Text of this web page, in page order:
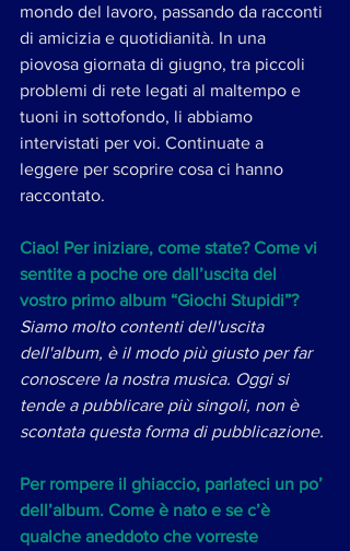
mondo del lavoro, passando da racconti
di amicizia e quotidianità. In una
piovosa giornata di giugno, tra piccoli
problemi di rete legati al maltempo e
tuoni in sottofondo, li abbiamo
intervistati per voi. Continuate a
leggere per scoprire cosa ci hanno
raccontato.
Ciao! Per iniziare, come state? Come vi
sentite a poche ore dall’uscita del
vostro primo album “Giochi Stupidi”?
Siamo molto contenti dell'uscita
dell'album, è il modo più giusto per far
conoscere la nostra musica. Oggi si
tende a pubblicare più singoli, non è
scontata questa forma di pubblicazione.
Per rompere il ghiaccio, parlateci un po’
dell’album. Come è nato e se c’è
qualche aneddoto che vorreste